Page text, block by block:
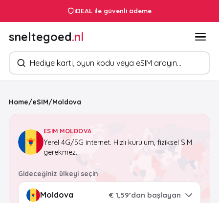
iDEAL ile güvenli ödeme
7/24 müşteri hizmetleri
sneltegoed.nl
Ürün arayın
Home/eSIM/Moldova
ESIM MOLDOVA
Yerel 4G/5G internet. Hızlı kurulum, fiziksel SIM
gerekmez.
Gideceğiniz ülkeyi seçin
€ 1,59’dan başlayan